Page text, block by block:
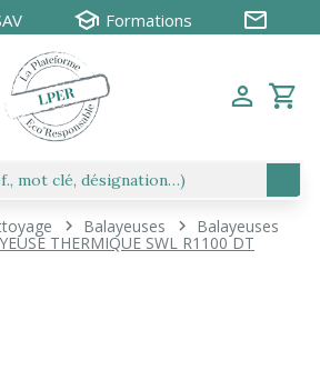
Formations
Balayeuses Balayeuses
THERMIQUE SWL R1100 DT